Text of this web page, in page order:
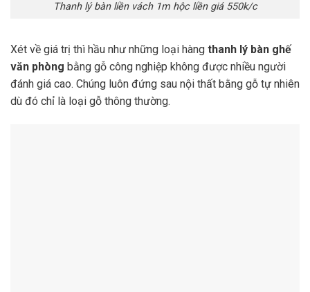
Thanh lý bàn liền vách 1m hộc liền giá 550k/c
Xét về giá trị thì hầu như những loại hàng thanh lý bàn ghế
văn phòng bằng gỗ công nghiệp không được nhiều người
đánh giá cao. Chúng luôn đứng sau nội thất bằng gỗ tự nhiên
dù đó chỉ là loại gỗ thông thường.